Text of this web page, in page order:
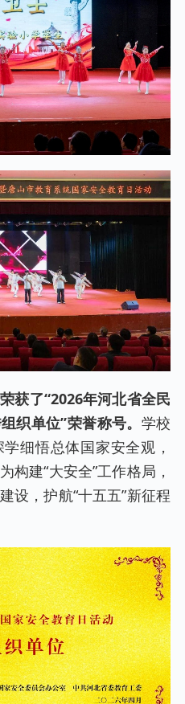
荣获了“2026年河北省全民
织单位”荣誉称号。 学校
细悟总体国家安全观，
构建“大安全”工作格局，
设，护航“十五五”新征程